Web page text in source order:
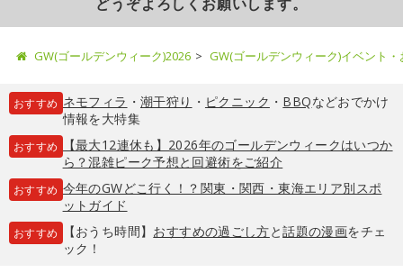
GW(ゴールデンウィーク)2026 GW(ゴールデンウィーク)イベント
おすすめ ネモフィラ ・ 潮干狩り ・ ピクニック ・ BBQなどおでかけ
情報を大特集
おすすめ
【最大12連休も】2026年のゴールデンウィークはいつか
ら？混雑ピーク予想と回避術をご紹介
おすすめ 今年のGWどこ行く！？関東・関西・東海エリア別スポ
ットガイド
おすすめ 【おうち時間】 おすすめの過ごし方と話題の漫画をチェ
ック！